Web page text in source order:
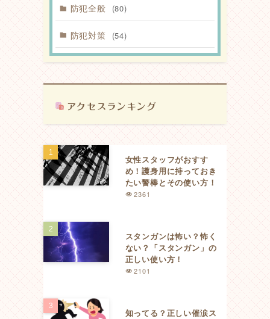
防犯全般 (80)
防犯対策 (54)
女性スタッフがおすす
め！護身用に持っておき
たい警棒とその使い方！
2361
スタンガンは怖い？怖く
ない？「スタンガン」の
正しい使い方！
2101
知ってる？正しい催涙ス